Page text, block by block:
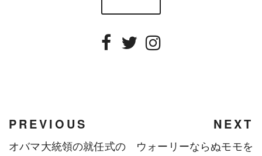
PREVIOUS
オバマ大統領の就任式の
NEXT
ウォーリーならぬモモを